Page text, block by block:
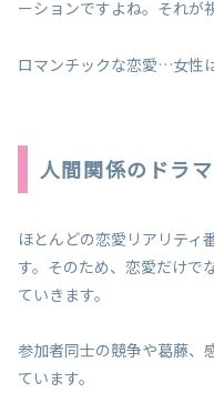
ーションですよね。それが
ロマンチックな恋愛…女性
人間関係のドラマ
ほとんどの恋愛リアリティ
す。そのため、恋愛だけで
ていきます。
参加者同士の競争や葛藤、
ています。